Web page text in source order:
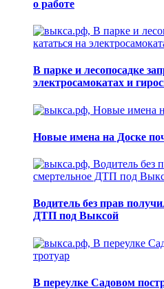
о работе
В парке и лесопосадке
электросамокатах и
Новые имена на Доске
Водитель без прав
ДТП под Выксой
В переулке Садовом